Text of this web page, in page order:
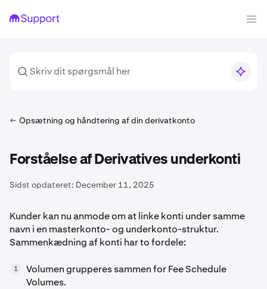
Opsætning og håndtering af din derivatkonto
Forståelse af Derivatives underkonti
Sidst opdateret: December 11, 2025
Kunder kan nu anmode om at linke konti under samme
navn i en masterkonto- og underkonto-struktur.
Sammenkædning af konti har to fordele:
1
Volumen grupperes sammen for Fee Schedule
Volumes.